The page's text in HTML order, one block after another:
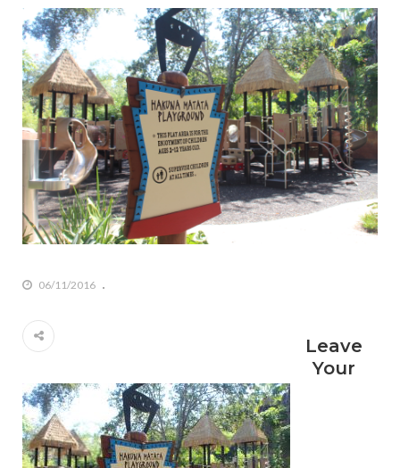
06/11/2016
Leave
Your